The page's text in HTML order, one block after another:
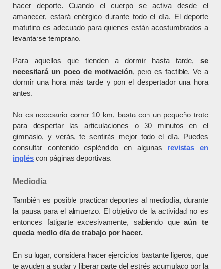
hacer deporte. Cuando el cuerpo se activa desde el
amanecer, estará enérgico durante todo el día. El deporte
matutino es adecuado para quienes están acostumbrados a
levantarse temprano.
Para aquellos que tienden a dormir hasta tarde, se
necesitará un poco de motivación, pero es factible. Ve a
dormir una hora más tarde y pon el despertador una hora
antes.
No es necesario correr 10 km, basta con un pequeño trote
para despertar las articulaciones o 30 minutos en el
gimnasio, y verás, te sentirás mejor todo el día. Puedes
consultar contenido espléndido en algunas revistas en
inglés con páginas deportivas.
Mediodía
También es posible practicar deportes al mediodía, durante
la pausa para el almuerzo. El objetivo de la actividad no es
entonces fatigarte excesivamente, sabiendo queaún te
queda medio día de trabajo por hacer.
En su lugar, considera hacer ejercicios bastante ligeros, que
te ayuden a sudar y liberar parte del estrés acumulado por la